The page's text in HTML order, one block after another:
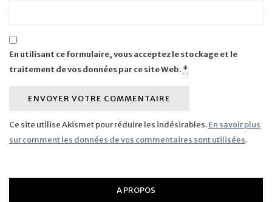
En utilisant ce formulaire, vous acceptez le stockage et le
traitement de vos données par ce site Web. *
Ce site utilise Akismet pour réduire les indésirables.En savoir plus
sur comment les données de vos commentaires sont utilisées.
A PROPOS